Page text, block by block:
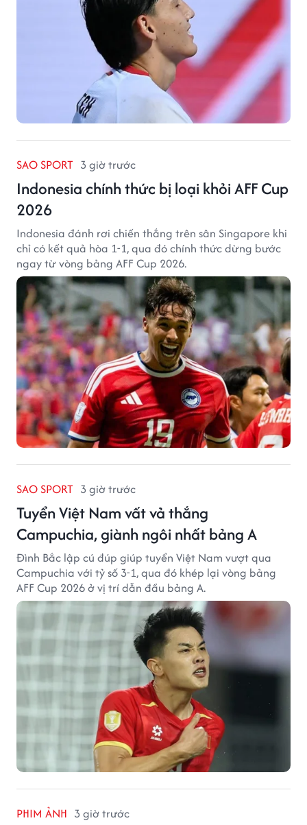
SAO SPORT 3 giờ trước
Indonesia chính thức bị loại khỏi AFF Cup
2026
Indonesia đánh rơi chiến thắng trên sân Singapore khi
chỉ có kết quả hòa 1-1, qua đó chính thức dừng bước
ngay từ vòng bảng AFF Cup 2026.
SAO SPORT 3 giờ trước
Tuyển Việt Nam vất vả thắng
Campuchia, giành ngôi nhất bảng A
Đình Bắc lập cú đúp giúp tuyển Việt Nam vượt qua
Campuchia với tỷ số 3-1, qua đó khép lại vòng bảng
AFF Cup 2026 ở vị trí dẫn đầu bảng A.
PHIM ẢNH 3 giờ trước